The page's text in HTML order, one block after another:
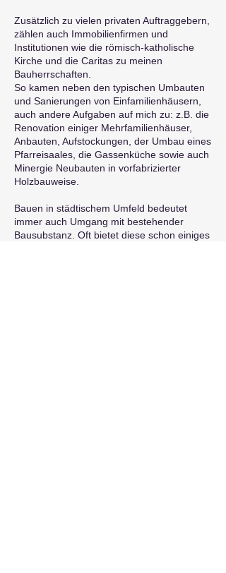
Zusätzlich zu vielen privaten Auftraggebern,
zählen auch Immobilienfirmen und
Institutionen wie die römisch-katholische
Kirche und die Caritas zu meinen
Bauherrschaften.
So kamen neben den typischen Umbauten
und Sanierungen von Einfamilienhäusern,
auch andere Aufgaben auf mich zu: z.B. die
Renovation einiger Mehrfamilienhäuser,
Anbauten, Aufstockungen, der Umbau eines
Pfarreisaales, die Gassenküche sowie auch
Minergie Neubauten in vorfabrizierter
Holzbauweise.
Bauen in städtischem Umfeld bedeutet
immer auch Umgang mit bestehender
Bausubstanz. Oft bietet diese schon einiges